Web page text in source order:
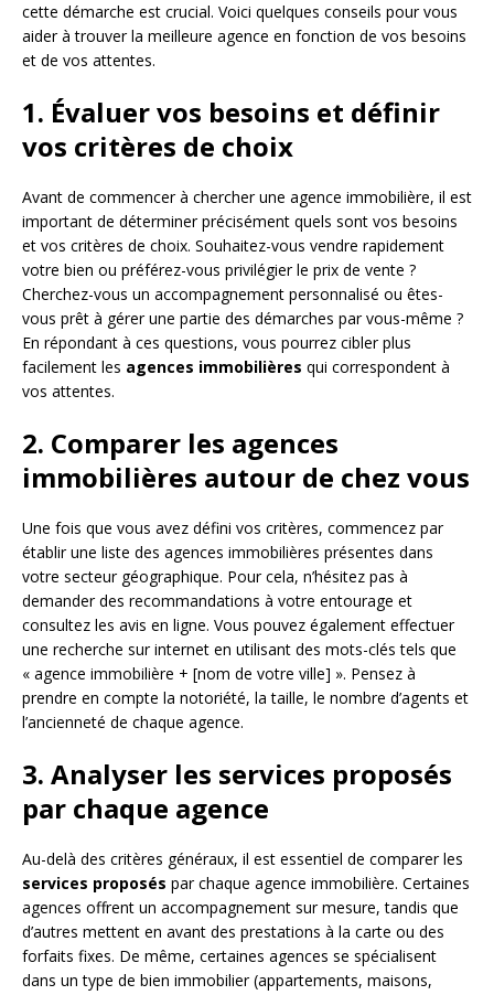
cette démarche est crucial. Voici quelques conseils pour vous
aider à trouver la meilleure agence en fonction de vos besoins
et de vos attentes.
1. Évaluer vos besoins et définir
vos critères de choix
Avant de commencer à chercher une agence immobilière, il est
important de déterminer précisément quels sont vos besoins
et vos critères de choix. Souhaitez-vous vendre rapidement
votre bien ou préférez-vous privilégier le prix de vente ?
Cherchez-vous un accompagnement personnalisé ou êtes-
vous prêt à gérer une partie des démarches par vous-même ?
En répondant à ces questions, vous pourrez cibler plus
facilement les agences immobilières qui correspondent à
vos attentes.
2. Comparer les agences
immobilières autour de chez vous
Une fois que vous avez défini vos critères, commencez par
établir une liste des agences immobilières présentes dans
votre secteur géographique. Pour cela, n’hésitez pas à
demander des recommandations à votre entourage et
consultez les avis en ligne. Vous pouvez également effectuer
une recherche sur internet en utilisant des mots-clés tels que
« agence immobilière + [nom de votre ville] ». Pensez à
prendre en compte la notoriété, la taille, le nombre d’agents et
l’ancienneté de chaque agence.
3. Analyser les services proposés
par chaque agence
Au-delà des critères généraux, il est essentiel de comparer les
services proposés par chaque agence immobilière. Certaines
agences offrent un accompagnement sur mesure, tandis que
d’autres mettent en avant des prestations à la carte ou des
forfaits fixes. De même, certaines agences se spécialisent
dans un type de bien immobilier (appartements, maisons,